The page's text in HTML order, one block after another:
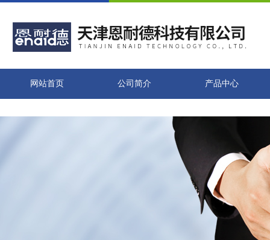
网站首页 公司简介 产品中心